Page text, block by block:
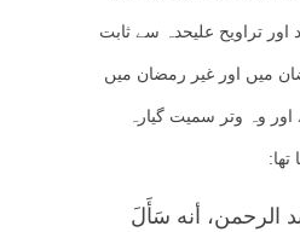
اور تراویح علیحدہ سے ثابت
میں اور غیر رمضان میں
وہ وتر سمیت گیارہ
الرحمن، أنه سَأَلَ